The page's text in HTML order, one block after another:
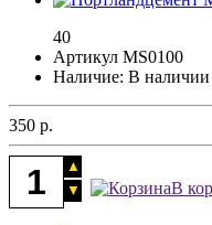
40
Артикул MS0100
Наличие: В наличии
350 р.
В